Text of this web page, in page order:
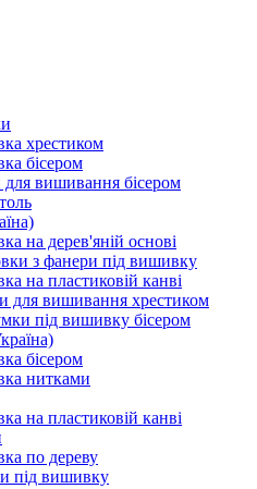
хрестиком
бісером
вишивання бісером
на дерев'яній основі
з фанери під вишивку
на пластиковій канві
для вишивання хрестиком
під вишивку бісером
бісером
нитками
на пластиковій канві
по дереву
під вишивку